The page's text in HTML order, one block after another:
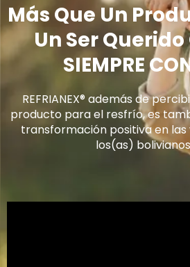
Más Que Un
Un Ser Querido
SIEMPRE
REFRIANEX® además de
producto para el resfrío, es
transformación positiva en
los(as)